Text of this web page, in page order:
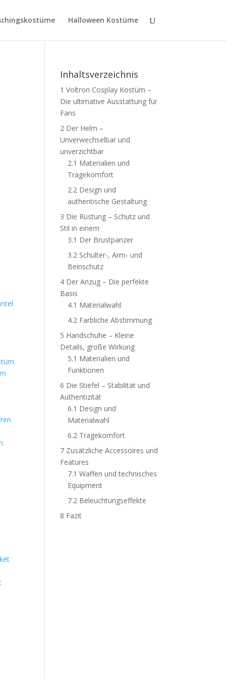
Halloween Kostüme
Inhaltsverzeichnis
1 Voltron Cosplay Kostüm –
Die ultimative Ausstattung für
Fans
2 Der Helm –
Unverwechselbar und
unverzichtbar
2.1 Materialien und
Tragekomfort
2.2 Design und
authentische Gestaltung
3 Die Rüstung – Schutz und
Stil in einem
3.1 Der Brustpanzer
3.2 Schulter-, Arm- und
Beinschutz
4 Der Anzug – Die perfekte
Basis
4.1 Materialwahl
4.2 Farbliche Abstimmung
5 Handschuhe – Kleine
Details, große Wirkung
5.1 Materialien und
Funktionen
6 Die Stiefel – Stabilität und
Authentizität
6.1 Design und
Materialwahl
6.2 Tragekomfort
7 Zusätzliche Accessoires und
Features
7.1 Waffen und technisches
Equipment
7.2 Beleuchtungseffekte
8 Fazit